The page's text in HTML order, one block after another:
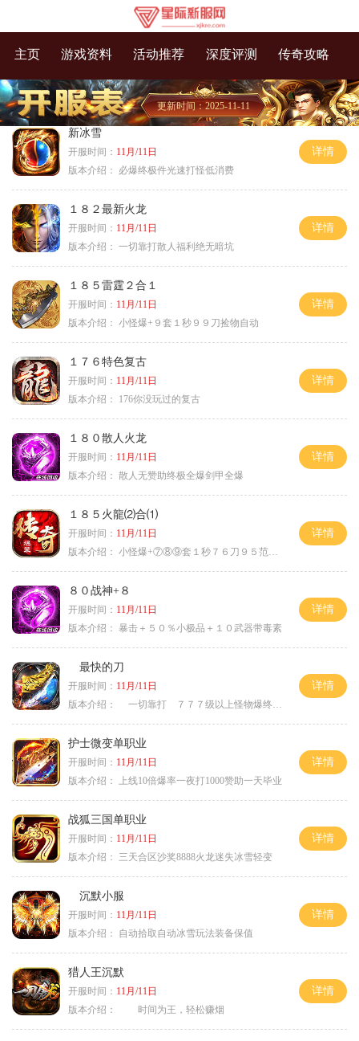
主页 游戏资料 活动推荐 深度评测 传奇攻略
更新时间：2025-11-11
新冰雪
开服时间： 11月/11日
版本介绍：
必爆终极件光速打怪低消费
详情
１８２最新火龙
开服时间： 11月/11日
版本介绍： 一切靠打散人福利绝无暗坑
详情
１８５雷霆２合１
开服时间： 11月/11日
版本介绍： 小怪爆+９套１秒９９刀捡物自动
详情
１７６特色复古
开服时间： 11月/11日
版本介绍：
176你没玩过的复古
详情
１８０散人火龙
开服时间： 11月/11日
版本介绍： 散人无赞助终极全爆剑甲全爆
详情
１８５火龍⑵合⑴
开服时间： 11月/11日
版本介绍： 小怪爆+⑦⑧⑨套１秒７６刀９５范围捡
详情
８０战神+８
开服时间： 11月/11日
版本介绍： 暴击＋５０％小极品＋１０武器带毒素
详情
最快的刀
开服时间： 11月/11日
版本介绍：
一切靠打 ７７７级以上怪物爆终极
详情
护士微变单职业
开服时间： 11月/11日
版本介绍：
上线10倍爆率一夜打1000赞助一天毕业
详情
战狐三国单职业
开服时间： 11月/11日
版本介绍：
三天合区沙奖8888火龙迷失冰雪轻变
详情
沉默小服
开服时间： 11月/11日
版本介绍：
自动拾取自动冰雪玩法装备保值
详情
猎人王沉默
开服时间： 11月/11日
版本介绍：
时间为王，轻松赚烟
详情